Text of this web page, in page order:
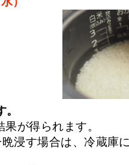
が得られます。
浸す場合は、冷蔵庫